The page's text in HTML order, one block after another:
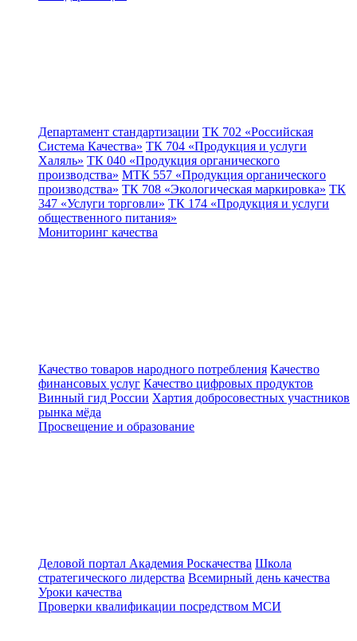
Департамент стандартизации ТК 702 «Российская
Система Качества» ТК 704 «Продукция и услуги
Халяль» ТК 040 «Продукция органического
производства» МТК 557 «Продукция органического
производства» ТК 708 «Экологическая маркировка» ТК
347 «Услуги торговли» ТК 174 «Продукция и услуги
общественного питания»
Мониторинг качества
Качество товаров народного потребления Качество
финансовых услуг Качество цифровых продуктов
Винный гид России Хартия добросовестных участников
рынка мёда
Просвещение и образование
Деловой портал Академия Роскачества Школа
стратегического лидерства Всемирный день качества
Уроки качества
Проверки квалификации посредством МСИ